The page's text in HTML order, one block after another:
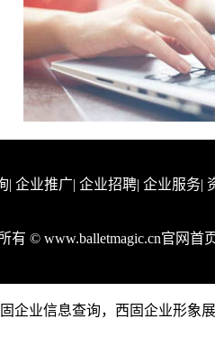
| 企业推广| 企业招聘| 企业服务|
有 © www.balletmagic.cn官网首
企业信息查询，西固企业形象